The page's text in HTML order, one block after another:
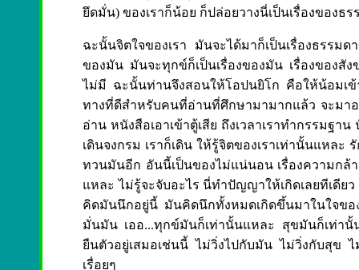
ยึดมั่น) ของเราก็น้อย ก็ปล่อยวางนี่เป็นเรื่องของธ
ฉะนั้นจิตใจของเรา มันจะได้มาก็เป็นเรื่องธรรม
ของมัน มันจะทุกข์ก็เป็นเรื่องของมัน เรื่องของสั
ไม่มี ฉะนั้นท่านจึงสอนให้โอปนยิโก คือให้น้อมเ
ทางที่ดีสำหรับคนที่อ่านที่ศึกษามามากแล้ว จะมาอ
อ่าน หนังสือเอาเข้าตู้เสีย ถึงเวลาเราทำกรรมฐา
เดินจงกรม เราก็เดิน ให้รู้จิตของเราเท่านั้นแหล
ทวนมันอีก อันนี้เป็นของไม่แน่นอน เรื่องความก
แหละ ไม่รู้จะจับอะไร นี่ทำปัญญาให้เกิดเลยทีเดี
คิดมันนึกอยู่นี้ มันคิดนึกทั้งหมดเกิดขึ้นมาในใจข
มั่นมัน เออ...ทุกข์มันก็เท่านั้นแหละ สุขมันก็เท่านั้
ยืนตัวอยู่เสมอเช่นนี้ ไม่วิ่งไปกับมัน ไม่วิ่งกับสุข
เรื่อยๆ